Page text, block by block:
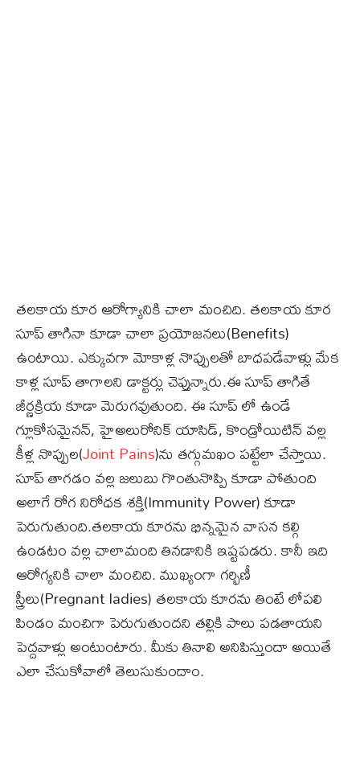
తలకాయ కూర ఆరోగ్యానికి చాలా మంచిది. తలకాయ కూర
సూప్ తాగినా కూడా చాలా ప్రయోజనలు(Benefits)
ఉంటాయి. ఎక్కువగా మోకాళ్ల నొప్పులతో బాధపడేవాళ్లు మేక
కాళ్ల సూప్ తాగాలని డాక్టర్లు చెప్తున్నారు.ఈ సూప్ తాగితే
జీర్ణక్రియ కూడా మెరుగవుతుంది. ఈ సూప్ లో ఉండే
గ్లూకోసమైనన్, హైఅలురోనిక్ యాసిడ్, కొండ్రోయిటిన్ వల్ల
కీళ్ల నొప్పుల(Joint Pains)ను తగ్గుమఖం పట్టేలా చేస్తాయి.
సూప్ తాగడం వల్ల జలుబు గొంతునొప్పి కూడా పోతుంది
అలాగే రోగ నిరోధక శక్తి(Immunity Power) కూడా
పెరుగుతుంది.తలకాయ కూరను భిన్నమైన వాసన కల్గి
ఉండటం వల్ల చాలామంది తినడానికి ఇష్టపడరు. కానీ ఇది
ఆరోగ్యనికి చాలా మంచిది. ముఖ్యంగా గర్భిణీ
స్త్రీలు(Pregnant ladies) తలకాయ కూరను తింటే లోపలి
పిండం మంచిగా పెరుగుతుందని తల్లికి పాలు పడతాయని
పెద్దవాళ్లు అంటుంటారు. మీకు తినాలి అనిపిస్తుందా అయితే
ఎలా చేసుకోవాలో తెలుసుకుందాం.